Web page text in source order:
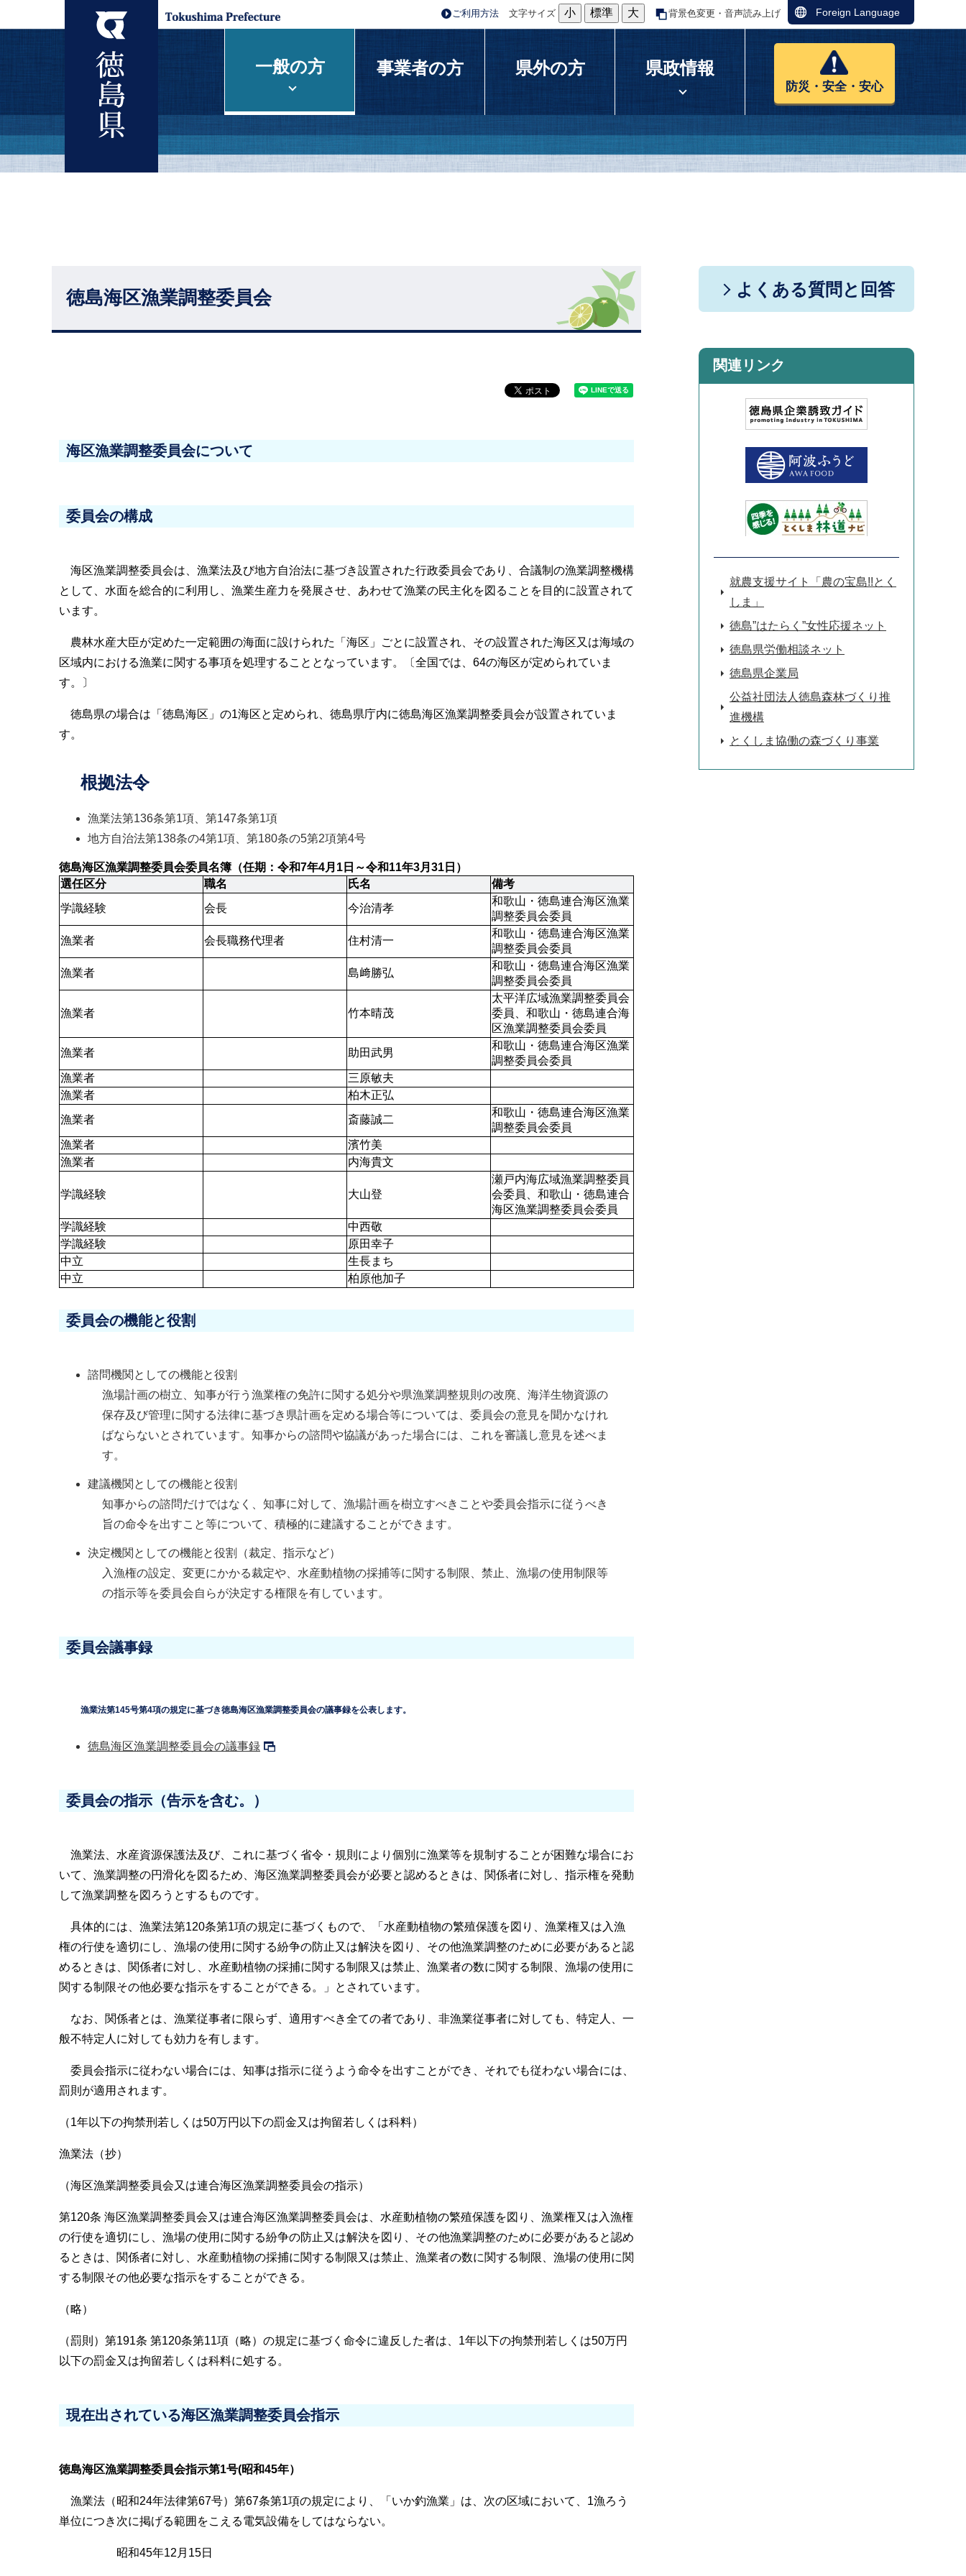
ご利用方法 文字サイズ 小 標準 大 背景色変更・音声読み上げ Foreign Language
一般の方 事業者の方 県外の方 県政情報
防災・安全・安心
徳島海区漁業調整委員会
海区漁業調整委員会について
委員会の構成
海区漁業調整委員会は、漁業法及び地方自治法に基づき設置された行政委員会であり、合議制の漁業調整機構
として、水面を総合的に利用し、漁業生産力を発展させ、あわせて漁業の民主化を図ることを目的に設置されて
います。
農林水産大臣が定めた一定範囲の海面に設けられた「海区」ごとに設置され、その設置された海区又は海域の
区域内における漁業に関する事項を処理することとなっています。〔全国では、64の海区が定められていま
す。〕
徳島県の場合は「徳島海区」の1海区と定められ、徳島県庁内に徳島海区漁業調整委員会が設置されていま
す。
根拠法令
漁業法第136条第1項、第147条第1項
地方自治法第138条の4第1項、第180条の5第2項第4号
徳島海区漁業調整委員会委員名簿（任期：令和7年4月1日～令和11年3月31日）
選任区分
職名 氏名
備考
学識経験
会長 今治清孝
和歌山・徳島連合海区漁業
調整委員会委員
漁業者
会長職務代理者 住村清一
和歌山・徳島連合海区漁業
調整委員会委員
漁業者
島﨑勝弘
和歌山・徳島連合海区漁業
調整委員会委員
漁業者 竹本晴茂
太平洋広域漁業調整委員会
委員、和歌山・徳島連合海
区漁業調整委員会委員
漁業者
助田武男
和歌山・徳島連合海区漁業
調整委員会委員
漁業者
三原敏夫
漁業者
柏木正弘
漁業者
斎藤誠二
和歌山・徳島連合海区漁業
調整委員会委員
漁業者
濱竹美
漁業者
内海貴文
学識経験 大山登
瀬戸内海広域漁業調整委員
会委員、和歌山・徳島連合
海区漁業調整委員会委員
学識経験
中西敬
学識経験
原田幸子
中立
生長まち
中立
柏原他加子
委員会の機能と役割
諮問機関としての機能と役割
漁場計画の樹立、知事が行う漁業権の免許に関する処分や県漁業調整規則の改廃、海洋生物資源の
保存及び管理に関する法律に基づき県計画を定める場合等については、委員会の意見を聞かなけれ
ばならないとされています。知事からの諮問や協議があった場合には、これを審議し意見を述べま
す。
建議機関としての機能と役割
知事からの諮問だけではなく、知事に対して、漁場計画を樹立すべきことや委員会指示に従うべき
旨の命令を出すこと等について、積極的に建議することができます。
決定機関としての機能と役割（裁定、指示など）
入漁権の設定、変更にかかる裁定や、水産動植物の採捕等に関する制限、禁止、漁場の使用制限等
の指示等を委員会自らが決定する権限を有しています。
委員会議事録
漁業法第145号第4項の規定に基づき徳島海区漁業調整委員会の議事録を公表します。
徳島海区漁業調整委員会の議事録
委員会の指示（告示を含む。）
漁業法、水産資源保護法及び、これに基づく省令・規則により個別に漁業等を規制することが困難な場合にお
いて、漁業調整の円滑化を図るため、海区漁業調整委員会が必要と認めるときは、関係者に対し、指示権を発動
して漁業調整を図ろうとするものです。
具体的には、漁業法第120条第1項の規定に基づくもので、「水産動植物の繁殖保護を図り、漁業権又は入漁
権の行使を適切にし、漁場の使用に関する紛争の防止又は解決を図り、その他漁業調整のために必要があると認
めるときは、関係者に対し、水産動植物の採捕に関する制限又は禁止、漁業者の数に関する制限、漁場の使用に
関する制限その他必要な指示をすることができる。」とされています。
なお、関係者とは、漁業従事者に限らず、適用すべき全ての者であり、非漁業従事者に対しても、特定人、一
般不特定人に対しても効力を有します。
委員会指示に従わない場合には、知事は指示に従うよう命令を出すことができ、それでも従わない場合には、
罰則が適用されます。
（1年以下の拘禁刑若しくは50万円以下の罰金又は拘留若しくは科料）
漁業法（抄）
（海区漁業調整委員会又は連合海区漁業調整委員会の指示）
第120条 海区漁業調整委員会又は連合海区漁業調整委員会は、水産動植物の繁殖保護を図り、漁業権又は入漁権
の行使を適切にし、漁場の使用に関する紛争の防止又は解決を図り、その他漁業調整のために必要があると認め
るときは、関係者に対し、水産動植物の採捕に関する制限又は禁止、漁業者の数に関する制限、漁場の使用に関
する制限その他必要な指示をすることができる。
（略）
（罰則）第191条 第120条第11項（略）の規定に基づく命令に違反した者は、1年以下の拘禁刑若しくは50万円
以下の罰金又は拘留若しくは科料に処する。
現在出されている海区漁業調整委員会指示
徳島海区漁業調整委員会指示第1号(昭和45年）
漁業法（昭和24年法律第67号）第67条第1項の規定により、「いか釣漁業」は、次の区域において、1漁ろう
単位につき次に掲げる範囲をこえる電気設備をしてはならない。
昭和45年12月15日
よくある質問と回答
関連リンク
就農支援サイト「農の宝島!!とく
しま」
徳島”はたらく”女性応援ネット
徳島県労働相談ネット
徳島県企業局
公益社団法人徳島森林づくり推
進機構
とくしま協働の森づくり事業